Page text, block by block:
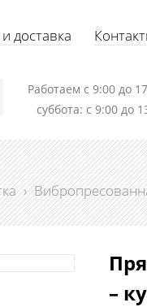
доставка
Работаем c 9:00 до
суббота: с 9:00 до
›
–